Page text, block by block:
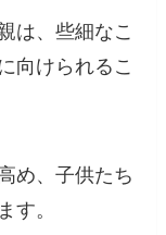
は、些細なこ
向けられるこ
め、子供たち
す。